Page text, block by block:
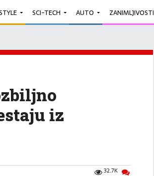
SCI-TECH AUTO ZANIMLJIVOSTI
iz
32.7K